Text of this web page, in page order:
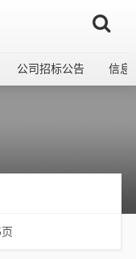
公司招标公告 信息